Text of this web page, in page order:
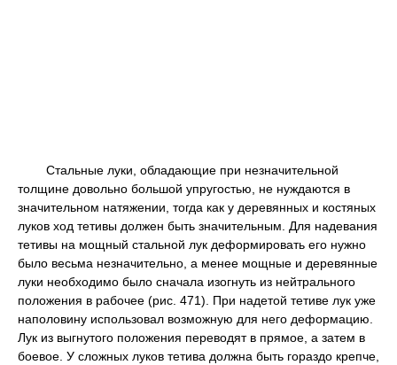
Стальные луки, обладающие при незначительной
толщине довольно большой упругостью, не нуждаются в
значительном натяжении, тогда как у деревянных и костяных
луков ход тетивы должен быть значительным. Для надевания
тетивы на мощный стальной лук деформировать его нужно
было весьма незначительно, а менее мощные и деревянные
луки необходимо было сначала изогнуть из нейтрального
положения в рабочее (рис. 471). При надетой тетиве лук уже
наполовину использовал возможную для него деформацию.
Лук из выгнутого положения переводят в прямое, а затем в
боевое. У сложных луков тетива должна быть гораздо крепче,